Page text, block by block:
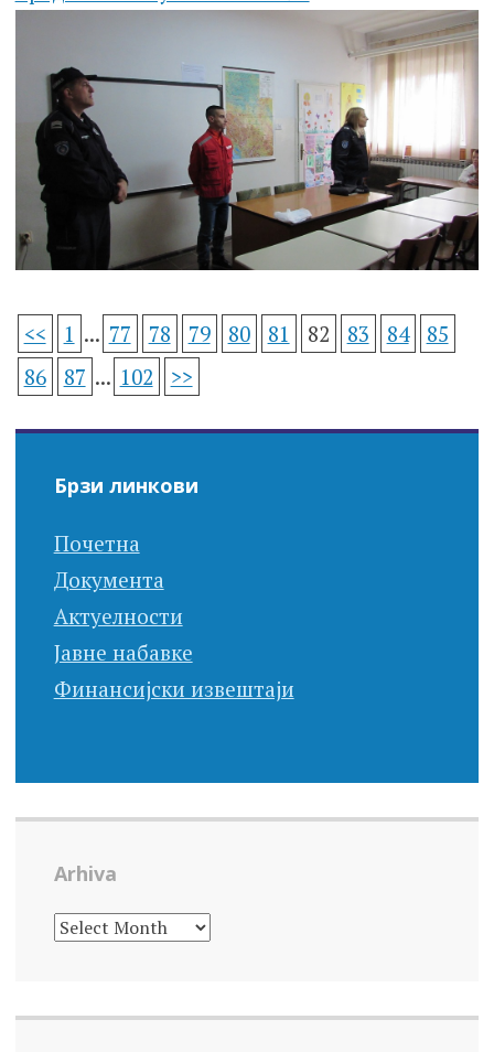
<< 1 ... 77 78 79 80 81 82 83 84
85
86
87 ... 102 >>
Брзи линкови
Почетна
Документа
Актуелности
Јавне набавке
Финансијски извештаји
Arhiva
ARHIVA